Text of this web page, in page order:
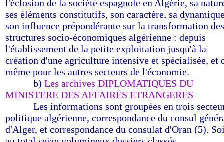
l'éclosion de la société espagnole en Algérie, sa
ses éléments constitutifs, son caractère, sa
son influence prépondérante sur la transformation des
structures socio-économiques algérienne : depuis
l'établissement de la petite exploitation jusqu'à la
création d'une agriculture intensive et spécialisée, et
même pour les autres secteurs de l'économie.
b) Les archives DIPLOMATIQUES DU
MINISTERE DES AFFAIRES ETRANGERES
Les informations sont groupées en trois
politique algérienne, correspondance du consul
d'Alger, et correspondance du consulat d'Oran (5).